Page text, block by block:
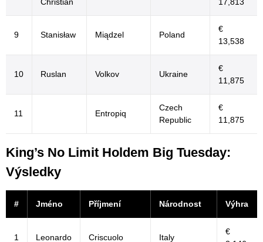
Christian 17,813
9 Stanisław Miądzel Poland
€
13,538
10 Ruslan Volkov Ukraine
€
11,875
11 Entropiq
Czech
Republic
€
11,875
King’s No Limit Holdem Big Tuesday:
Výsledky
# Jméno Příjmení Národnost Výhra
1 Leonardo Criscuolo Italy
€